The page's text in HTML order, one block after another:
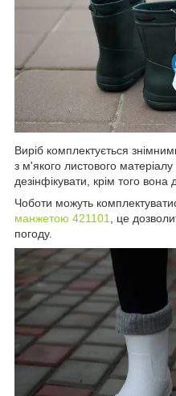
Виріб комплектується
з м'якого листового
дезінфікувати, крім того
Чоботи можуть
манжетою 421101
, це
погоду.